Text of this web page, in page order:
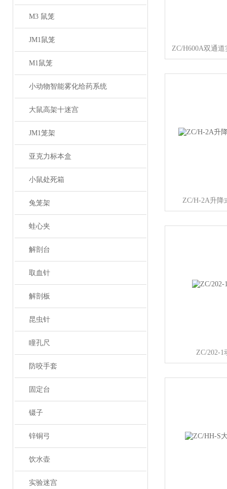
M3 鼠笼
JM1鼠笼
M1鼠笼
小动物智能雾化给药系统
大鼠高架十迷宫
JM1笼架
亚克力标本盒
小鼠处死箱
兔笼架
蛙心夹
解剖台
取血针
解剖板
昆虫针
瞳孔尺
防咬手套
固定台
镊子
锌铜弓
饮水壶
实验迷宫
ZC/H-2A升降
ZC/202-1